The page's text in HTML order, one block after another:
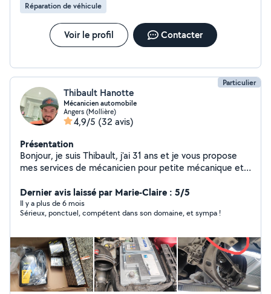
Réparation de véhicule
Voir le profil Contacter
Particulier
Thibault Hanotte
Mécanicien automobile
Angers (Mollière)
4,9/5 (32 avis)
Présentation
Bonjour, je suis Thibault, j'ai 31 ans et je vous propose
mes services de mécanicien pour petite mécanique et
Dernier avis laissé par Marie-Claire : 5/5
Il y a plus de 6 mois
Sérieux, ponctuel, compétent dans son domaine, et sympa !